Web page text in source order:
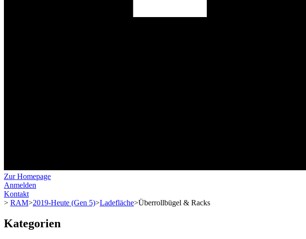
Zur Homepage
Anmelden
Kontakt
> RAM>2019-Heute (Gen 5)>Ladefläche>Überrollbügel & Racks
Kategorien